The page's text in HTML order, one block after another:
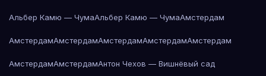
Альбер Камю — ЧумаАльбер Камю — ЧумаАмстердам
АмстердамАмстердамАмстердамАмстердамАмстердам
АмстердамАмстердамАнтон Чехов — Вишнёвый сад